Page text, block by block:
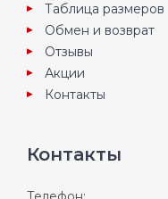
Таблица размеров
Обмен и возврат
Отзывы
Акции
Контакты
Контакты